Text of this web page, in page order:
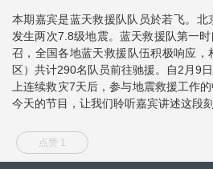
本期嘉宾是蓝天救援队队员於若飞。
发生两次7.8级地震。蓝天救援队第一
召，全国各地蓝天救援队伍积极响应
区）共计290名队员前往驰援。自2月9
上连续救灾7天后，参与地震救援工作
今天的节目，让我们聆听嘉宾讲述这段
点赞 1